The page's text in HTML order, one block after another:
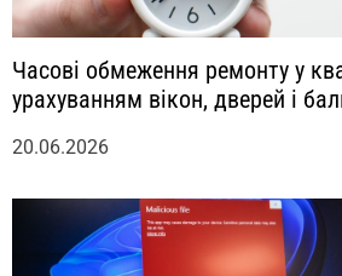
Часові обмеження ремонту у
урахуванням вікон, дверей і
20.06.2026